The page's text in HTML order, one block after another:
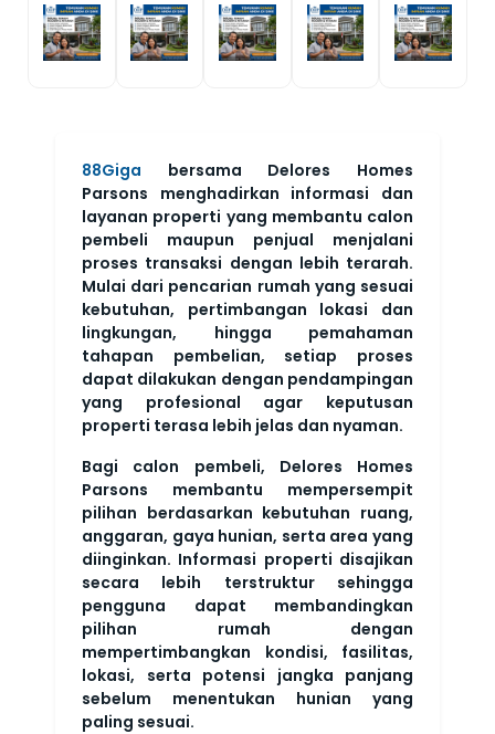
88Giga bersama Delores Homes
Parsons menghadirkan informasi dan
layanan properti yang membantu calon
pembeli maupun penjual menjalani
proses transaksi dengan lebih terarah.
Mulai dari pencarian rumah yang sesuai
kebutuhan, pertimbangan lokasi dan
lingkungan, hingga pemahaman
tahapan pembelian, setiap proses
dapat dilakukan dengan pendampingan
yang profesional agar keputusan
properti terasa lebih jelas dan nyaman.
Bagi calon pembeli, Delores Homes
Parsons membantu mempersempit
pilihan berdasarkan kebutuhan ruang,
anggaran, gaya hunian, serta area yang
diinginkan. Informasi properti disajikan
secara lebih terstruktur sehingga
pengguna dapat membandingkan
pilihan rumah dengan
mempertimbangkan kondisi, fasilitas,
lokasi, serta potensi jangka panjang
sebelum menentukan hunian yang
paling sesuai.